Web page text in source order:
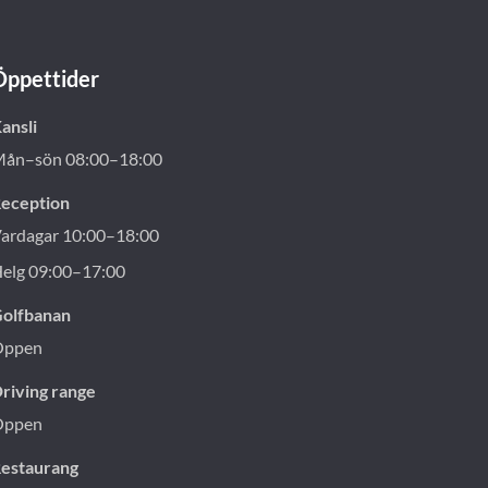
08:00–18:00
10:00–18:00
09:00–17:00
range